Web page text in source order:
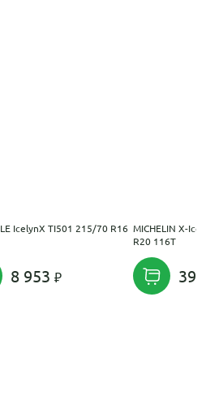
IcelynX TI501 215/70 R16
8 953
MICHELIN X-
R20 116T
39